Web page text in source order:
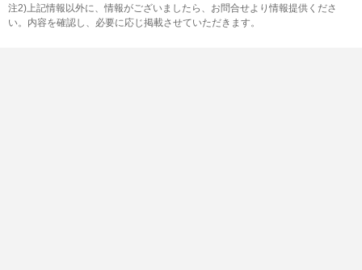
注2)上記情報以外に、情報がございましたら、お問合せより情報提供くださ
い。内容を確認し、必要に応じ掲載させていただきます。